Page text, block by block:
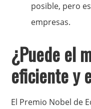
posible, pero
empresas.
¿Puede el
eficiente y
El Premio Nobel de